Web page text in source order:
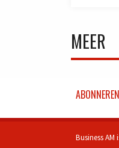
MEER
ABONNEREN
Business